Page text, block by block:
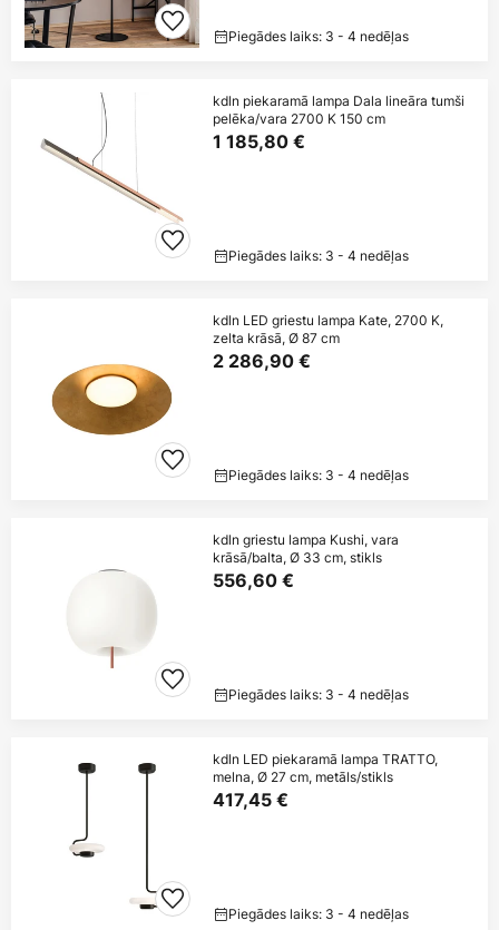
Piegādes laiks: 3 - 4 nedēļas
kdln piekaramā lampa Dala lineāra tumši
pelēka/vara 2700 K 150 cm
1 185,80 €
Piegādes laiks: 3 - 4 nedēļas
kdln LED griestu lampa Kate, 2700 K,
zelta krāsā, Ø 87 cm
2 286,90 €
Piegādes laiks: 3 - 4 nedēļas
kdln griestu lampa Kushi, vara
krāsā/balta, Ø 33 cm, stikls
556,60 €
Piegādes laiks: 3 - 4 nedēļas
kdln LED piekaramā lampa TRATTO,
melna, Ø 27 cm, metāls/stikls
417,45 €
Piegādes laiks: 3 - 4 nedēļas